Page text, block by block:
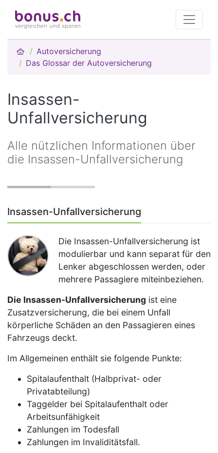
Autoversicherung
Das Glossar der Autoversicherung
Insassen-
Unfallversicherung
Alle nützlichen Informationen über
die Insassen-Unfallversicherung
Insassen-Unfallversicherung
Die Insassen-Unfallversicherung ist
modulierbar und kann separat für den
Lenker abgeschlossen werden, oder
mehrere Passagiere miteinbeziehen.
Die Insassen-Unfallversicherung ist eine
Zusatzversicherung, die bei einem Unfall
körperliche Schäden an den Passagieren eines
Fahrzeugs deckt.
Im Allgemeinen enthält sie folgende Punkte:
Spitalaufenthalt (Halbprivat- oder
Privatabteilung)
Taggelder bei Spitalaufenthalt oder
Arbeitsunfähigkeit
Zahlungen im Todesfall
Zahlungen im Invaliditätsfall.